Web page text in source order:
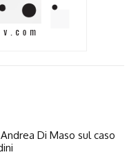
Di Maso sul caso